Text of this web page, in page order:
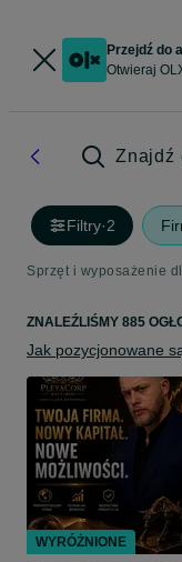
Przejdź do
Otwieraj
Znajdź
Filtry·2
Sprzęt i wyposażenie
ZNALEŹLIŚMY 885
Jak pozycjonowane
WYRÓŻNIONE